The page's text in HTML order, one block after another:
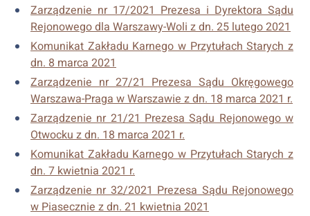
Zarządzenie nr 17/2021 Prezesa i Dyrektora Sądu
Rejonowego dla Warszawy-Woli z dn. 25 lutego 2021
Komunikat Zakładu Karnego w Przytułach Starych z
dn. 8 marca 2021
Zarządzenie nr 27/21 Prezesa Sądu Okręgowego
Warszawa-Praga w Warszawie z dn. 18 marca 2021 r.
Zarządzenie nr 21/21 Prezesa Sądu Rejonowego w
Otwocku z dn. 18 marca 2021 r.
Komunikat Zakładu Karnego w Przytułach Starych z
dn. 7 kwietnia 2021 r.
Zarządzenie nr 32/2021 Prezesa Sądu Rejonowego
w Piasecznie z dn. 21 kwietnia 2021